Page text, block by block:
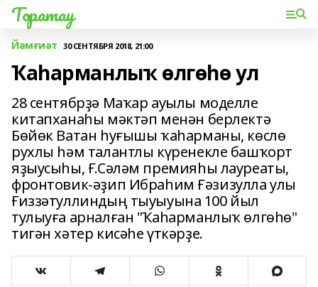
Торатау
Йәмғиәт 30 СЕНТЯБРЯ 2018, 21:00
Ҡаһарманлыҡ өлгөһө ул
28 сентябрҙә Маҡар ауылы моделле
китапханаһы мәктәп менән берлектә
Бөйөк Ватан һуғышы ҡаһарманы, көслө
рухлы һәм талантлы күренекле башҡорт
яҙыусыһы, Ғ.Сәләм премияһы лауреаты,
фронтовик-әҙип Ибраһим Ғәзизулла улы
Ғиззәтуллиндың тыуыуына 100 йыл
тулыуға арналған "Ҡаһарманлыҡ өлгөһө"
тигән хәтер кисәһе үткәрҙе.